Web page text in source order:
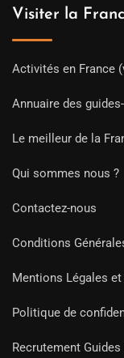
Visiter la
Activités en France
Annuaire des
Le meilleur de la
Qui sommes nous ?
Contactez-nous
Conditions
Mentions Légales et
Politique de
Recrutement